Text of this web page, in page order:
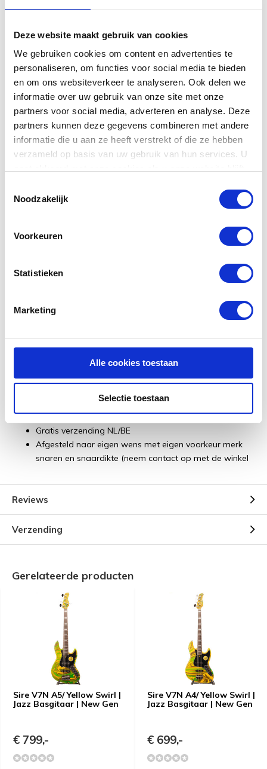
Deze website maakt gebruik van cookies
We gebruiken cookies om content en advertenties te
personaliseren, om functies voor social media te bieden
en om ons websiteverkeer te analyseren. Ook delen we
informatie over uw gebruik van onze site met onze
partners voor social media, adverteren en analyse. Deze
partners kunnen deze gegevens combineren met andere
informatie die u aan ze heeft verstrekt of die ze hebben
verzameld op basis van uw gebruik van hun services. U
Noodzakelijk
Voorkeuren
Statistieken
Marketing
Alle cookies toestaan
Selectie toestaan
HARDWARE
knoppen
plastic jazz type
zwart
brug
Marcus Miller
standaard basbrug
met body through
hole
tuning-apparatuur
hardware afwerking
De Sire V3P 4/BKS Basgitaar wordt geleverd inclusief:
maanden na aankoopdatum)
Inruilmogelijkheid
Gratis verzending NL/BE
Afgesteld naar eigen wens met eigen voorkeur merk
snaren en snaardikte (neem contact op met de winkel
Reviews
Verzending
Gerelateerde producten
Sire V7N A5/ Yellow Swirl |
Jazz Basgitaar | New Gen
€ 799,-
Sire V7N A4/ Yellow Swirl |
Jazz Basgitaar | New Gen
€ 699,-